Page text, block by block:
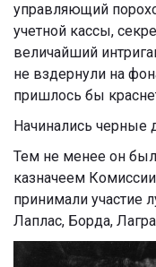
управляющий
учетной кассы,
величайший
не вздернули на
пришлось бы
Начинались черные
Тем не менее он
казначеем
принимали участие
Лаплас, Борда,